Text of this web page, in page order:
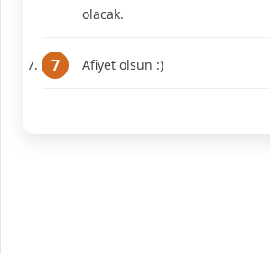
olacak.
Afiyet olsun :)